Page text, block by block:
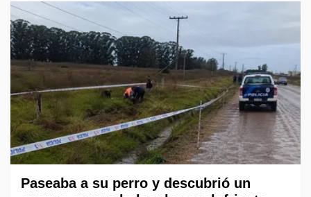
Paseaba a su perro y descubrió un